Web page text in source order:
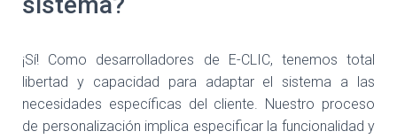
¡Sí! Como desarrolladores de E-CLIC, tenemos total
libertad y capacidad para adaptar el sistema a las
necesidades específicas del cliente. Nuestro proceso
de personalización implica especificar la funcionalidad y